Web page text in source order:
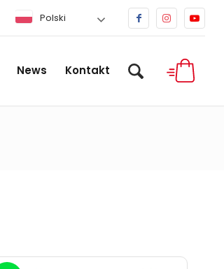
Polski
News Kontakt